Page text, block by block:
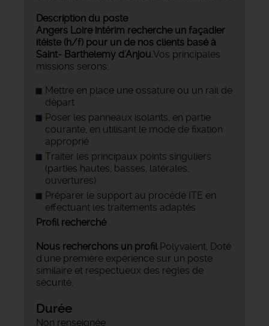
Description du poste
Angers Loire intérim recherche un façadier
itéiste (h/f) pour un de nos clients basé à
Saint- Barthelemy d'Anjou.Vos principales
missions serons:
Mettre en place une ossature ou un rail de
départ
Poser les panneaux isolants, en partie
courante, en utilisant le mode de fixation
approprié
Traiter les principaux points singuliers
(parties hautes, basses, latérales,
ouvertures)
Préparer le support au procédé ITE en
effectuant les traitements adaptés
Profil recherché
Nous recherchons un profilPolyvalent, Doté
d'une première expérience sur un poste
similaire et respectueux des règles de
sécurité.
Durée
Non renseignée